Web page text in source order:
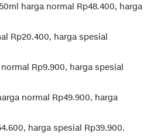
harga normal Rp48.400, harga
Rp20.400, harga spesial
Rp9.900, harga spesial
normal Rp49.900, harga
harga spesial Rp39.900.